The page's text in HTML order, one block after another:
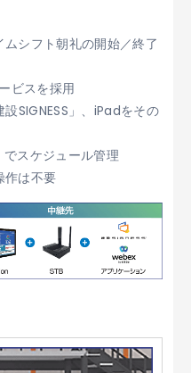
シフト朝礼の開始／終了
ビスを採用
SIGNESS」、iPadをその
でスケジュール管理
作は不要